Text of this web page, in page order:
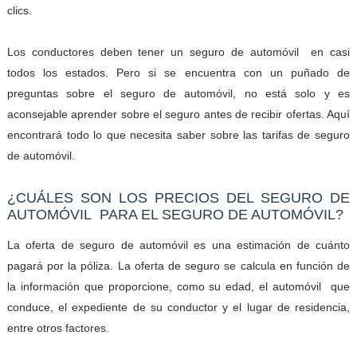
clics.
Los conductores deben tener un seguro de automóvilen casi
todos los estados. Pero si se encuentra con un puñado de
preguntas sobre el seguro de automóvil, no está solo y es
aconsejable aprender sobre el seguro antes de recibir ofertas. Aquí
encontrará todo lo que necesita saber sobre las tarifas de seguro
de automóvil.
¿CUÁLES SON LOS PRECIOS DEL SEGURO DE
AUTOMÓVIL PARA EL SEGURO DE AUTOMÓVIL?
La oferta de seguro de automóvil es una estimación de cuánto
pagará por la póliza. La oferta de seguro se calcula en función de
la información que proporcione, como su edad, el automóvil
que
conduce, el expediente de su conductor y el lugar de residencia,
entre otros factores.